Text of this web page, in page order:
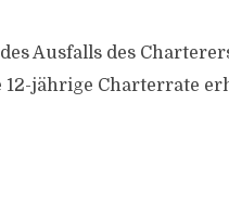
Ausfalls des
12-jährige Charterrate